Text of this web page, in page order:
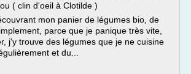
( clin d'oeil à Clotilde )
mon panier de légumes bio, de
parce que je panique très vite,
j'y trouve des légumes que je ne cuisine
et du...